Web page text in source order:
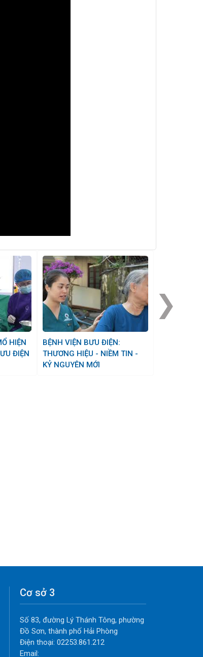
ĐIỆN
BỆNH VIỆN BƯU ĐIỆN:
THƯƠNG HIỆU - NIỀM TIN -
KỶ NGUYÊN MỚI
❯
Cơ sở 3
Số 83, đường Lý Thánh Tông, phường
Đồ Sơn, thành phố Hải Phòng
Điện thoại: 02253.861.212
Email: